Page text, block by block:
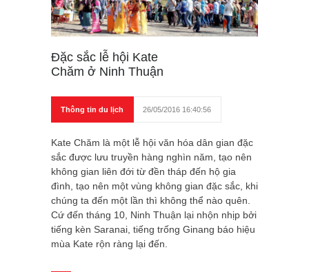
Đặc sắc lễ hội Kate
Chăm ở Ninh Thuận
Thông tin du lịch 26/05/2016 16:40:56
Kate Chăm là một lễ hội văn hóa dân gian đặc
sắc được lưu truyền hàng nghìn năm, tạo nên
không gian liên đới từ đền tháp đến hộ gia
đình, tạo nên một vùng không gian đặc sắc, khi
chúng ta đến một lần thì không thể nào quên.
Cứ đến tháng 10, Ninh Thuận lại nhộn nhịp bởi
tiếng kèn Saranai, tiếng trống Ginang báo hiệu
mùa Kate rộn ràng lại đến.